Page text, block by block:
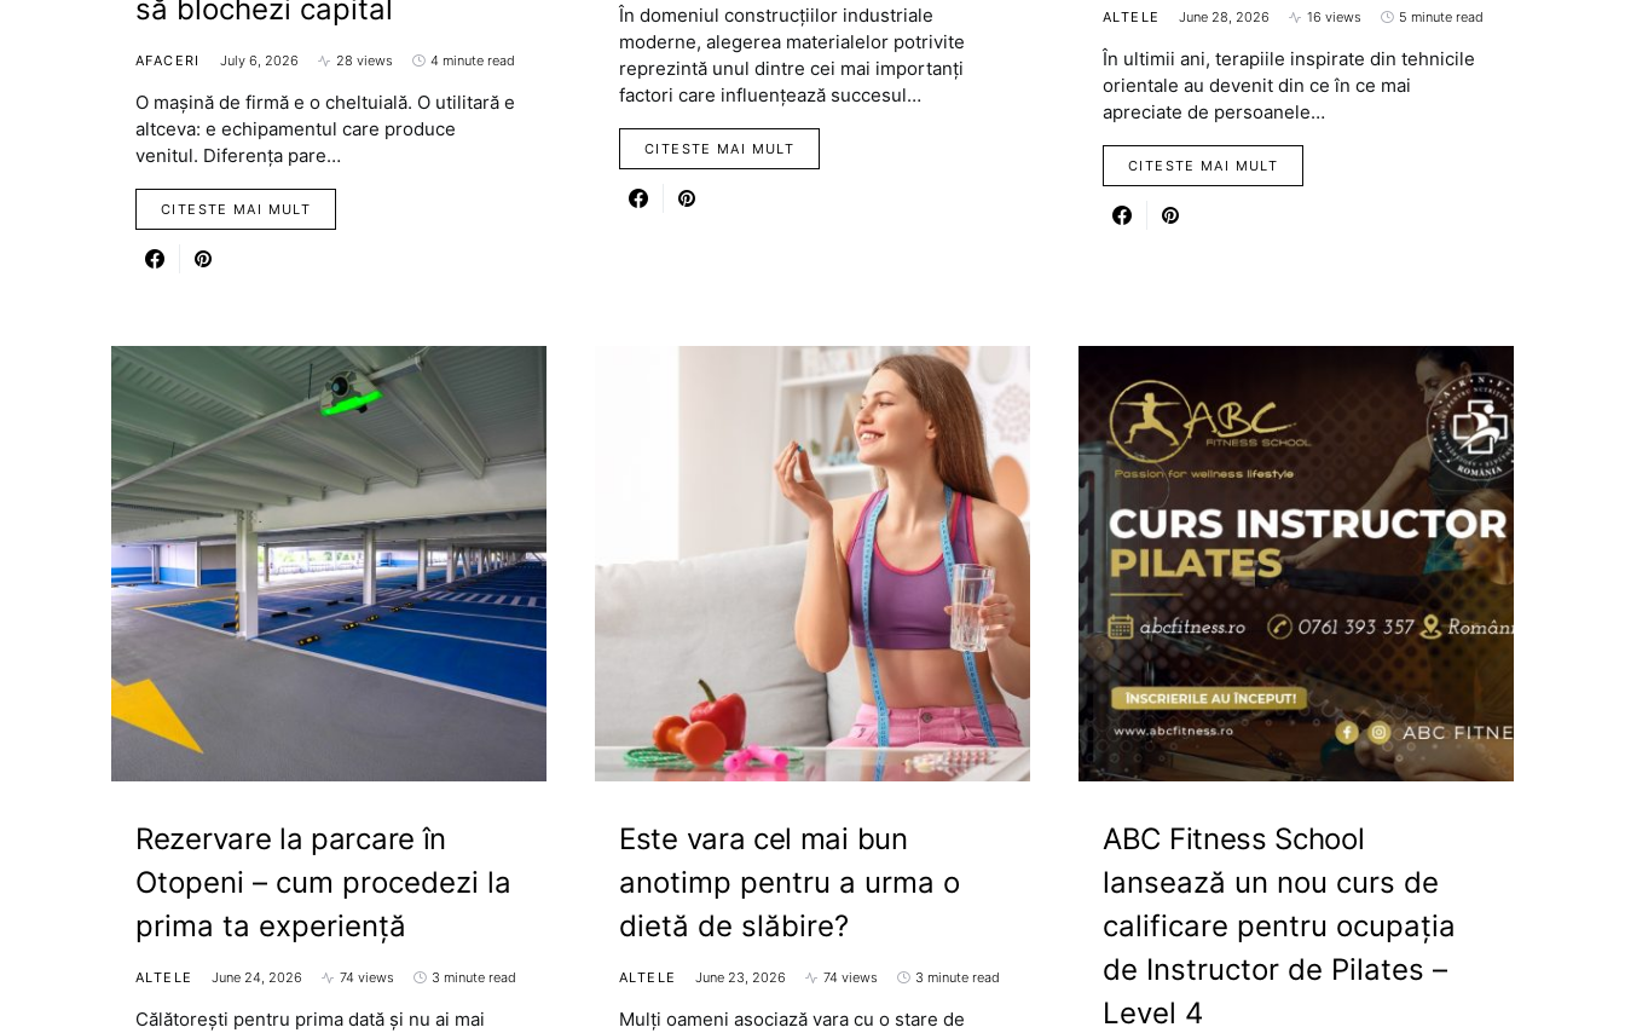
să blochezi capital
AFACERI July 6, 2026 28 views 4 minute read
O mașină de firmă e o cheltuială. O utilitară e
altceva: e echipamentul care produce
venitul. Diferența pare…
CITESTE MAI MULT
În domeniul construcțiilor industriale
moderne, alegerea materialelor potrivite
reprezintă unul dintre cei mai importanți
factori care influențează succesul…
CITESTE MAI MULT
ALTELE June 28, 2026 16 views 5 minute read
În ultimii ani, terapiile inspirate din tehnicile
orientale au devenit din ce în ce mai
apreciate de persoanele…
CITESTE MAI MULT
Rezervare la parcare în
Otopeni – cum procedezi la
prima ta experiență
ALTELE June 24, 2026 74 views 3 minute read
Călătorești pentru prima dată și nu ai mai
Este vara cel mai bun
anotimp pentru a urma o
dietă de slăbire?
ALTELE June 23, 2026 74 views 3 minute read
Mulți oameni asociază vara cu o stare de
ABC Fitness School
lansează un nou curs de
calificare pentru ocupația
de Instructor de Pilates –
Level 4